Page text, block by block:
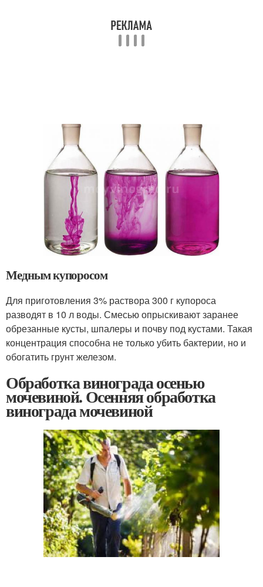
Медным купоросом
Для приготовления 3% раствора 300 г купороса
разводят в 10 л воды. Смесью опрыскивают заранее
обрезанные кусты, шпалеры и почву под кустами. Такая
концентрация способна не только убить бактерии, но и
обогатить грунт железом.
Обработка винограда осенью
мочевиной. Осенняя обработка
винограда мочевиной